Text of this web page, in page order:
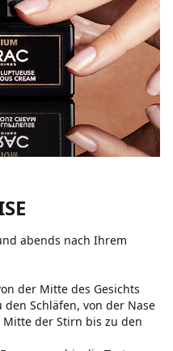
abends nach Ihrem
der Mitte des Gesichts
Schläfen, von der Nase
der Stirn bis zu den